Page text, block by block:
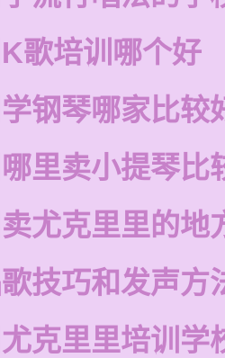
歌培训哪个好
钢琴哪家比较
里卖小提琴比
尤克里里的地
技巧和发声方
克里里培训学